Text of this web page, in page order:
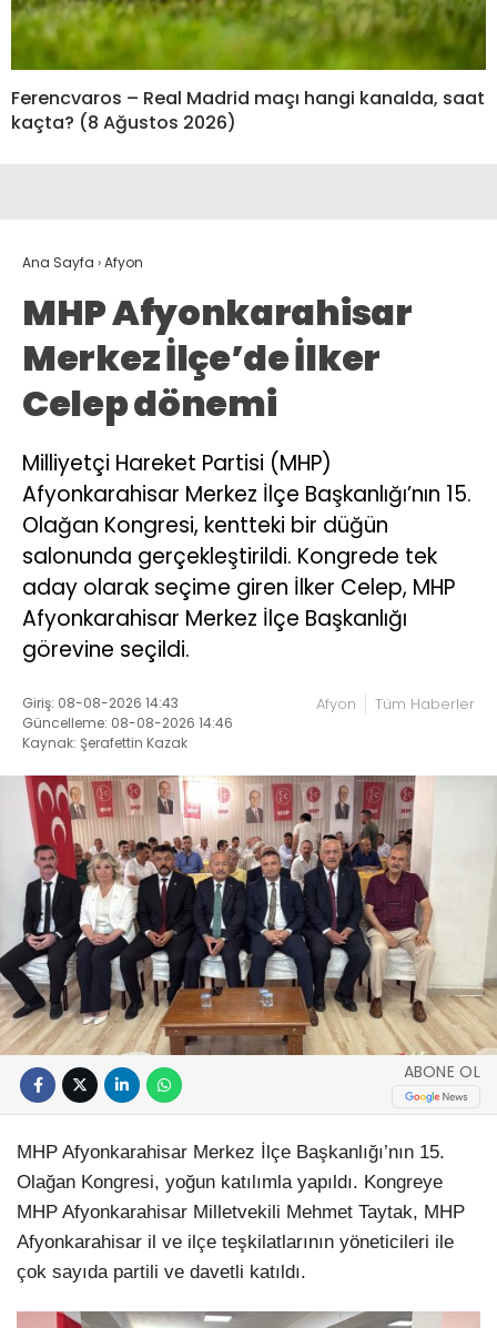
Ferencvaros – Real Madrid maçı hangi kanalda, saat
kaçta? (8 Ağustos 2026)
Ana Sayfa ›Afyon
MHP Afyonkarahisar
Merkez İlçe’de İlker
Celep dönemi
Milliyetçi Hareket Partisi (MHP)
Afyonkarahisar Merkez İlçe Başkanlığı’nın 15.
Olağan Kongresi, kentteki bir düğün
salonunda gerçekleştirildi. Kongrede tek
aday olarak seçime giren İlker Celep, MHP
Afyonkarahisar Merkez İlçe Başkanlığı
görevine seçildi.
Giriş: 08-08-2026 14:43
Güncelleme: 08-08-2026 14:46
Kaynak: Şerafettin Kazak
Afyon Tüm Haberler
ABONE OL
MHP Afyonkarahisar Merkez İlçe Başkanlığı’nın 15.
Olağan Kongresi, yoğun katılımla yapıldı. Kongreye
MHP Afyonkarahisar Milletvekili Mehmet Taytak, MHP
Afyonkarahisar il ve ilçe teşkilatlarının yöneticileri ile
çok sayıda partili ve davetli katıldı.